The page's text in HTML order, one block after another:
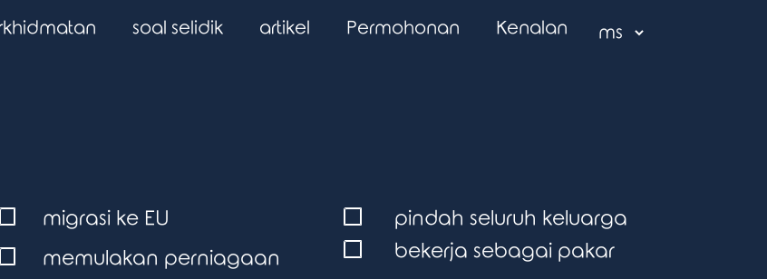
soal selidik artikel Permohonan Kenalan
migrasi ke EU
memulakan perniagaan
pindah seluruh keluarga
bekerja sebagai pakar